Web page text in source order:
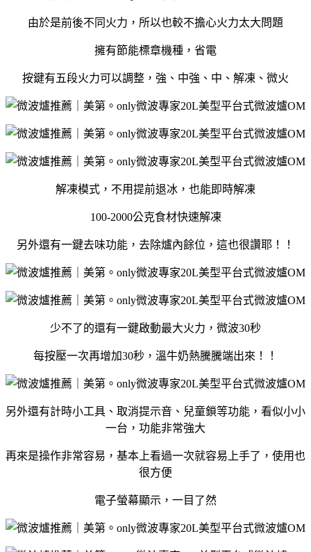
由於是前後不同火力，所以也較不擔心火力太大問題
擁有節能標章機種，省電
按鍵有五段火力可以調整，強、中強、中、解凍、微火
解凍模式，不用提前退冰，也能即時解凍
100-2000公克食材快速解凍
另外還有一鍵去味功能，去除爐內餘位，這也很讚耶！！
少不了的還有一鍵啟動最大火力，微波30秒
每按壓一次再增加30秒，溫牛奶熱騰騰端出來！！
另外還有計時小工具、取消提示音、兒童鎖等功能，看似小小
一台，功能非常強大
再來是操作非常容易，基本上看過一次就容易上手了，使用也
很方便
電子螢幕顯示，一目了然